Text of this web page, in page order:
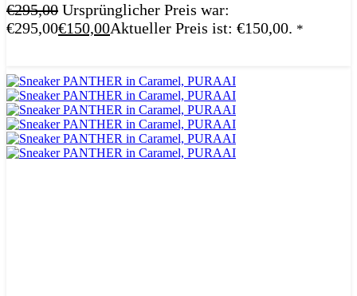
€295,00 Ursprünglicher Preis war:
€295,00€150,00Aktueller Preis ist: €150,00. *